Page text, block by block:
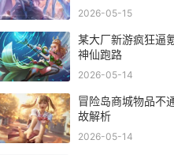
封印战记是钥匙卡吗
2026-05-15
某大厂新游疯狂逼
神仙跑路
2026-05-14
冒险岛商城物品不
故解析
2026-05-14